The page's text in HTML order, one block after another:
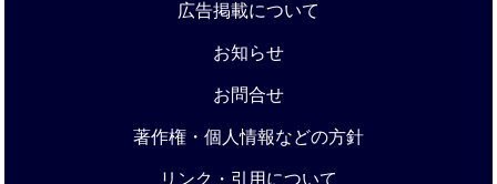
広告掲載について
お知らせ
お問合せ
著作権・個人情報などの方針
リンク・引用について